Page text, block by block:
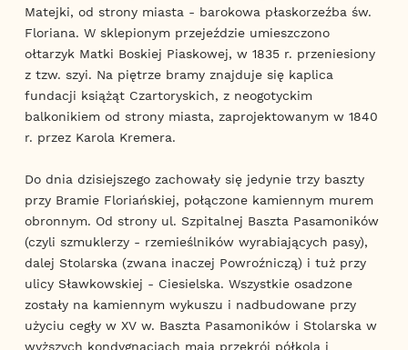
Matejki, od strony miasta - barokowa płaskorzeźba św.
Floriana. W sklepionym przejeździe umieszczono
ołtarzyk Matki Boskiej Piaskowej, w 1835 r. przeniesiony
z tzw. szyi. Na piętrze bramy znajduje się kaplica
fundacji książąt Czartoryskich, z neogotyckim
balkonikiem od strony miasta, zaprojektowanym w 1840
r. przez Karola Kremera.
Do dnia dzisiejszego zachowały się jedynie trzy baszty
przy Bramie Floriańskiej, połączone kamiennym murem
obronnym. Od strony ul. Szpitalnej Baszta Pasamoników
(czyli szmuklerzy - rzemieślników wyrabiających pasy),
dalej Stolarska (zwana inaczej Powroźniczą) i tuż przy
ulicy Sławkowskiej - Ciesielska. Wszystkie osadzone
zostały na kamiennym wykuszu i nadbudowane przy
użyciu cegły w XV w. Baszta Pasamoników i Stolarska w
wyższych kondygnacjach mają przekrój półkola i